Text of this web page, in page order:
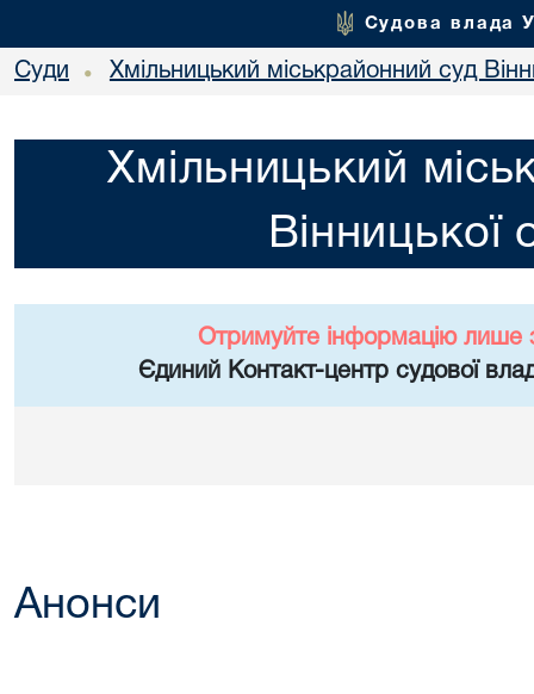
Судова влада
Суди • Хмільницький міськрайонний суд
Хмільницький
Вінницької
Отримуйте інформацію лише
Єдиний Контакт-центр судової
Анонси